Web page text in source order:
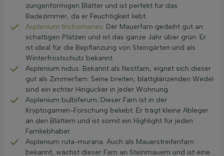
zungenförmigen Blätter und ist perfekt für das
Badezimmer, da er Feuchtigkeit liebt.
Asplenium trichomanes: Der Mauerfarn gedeiht gut an
schattigen Plätzen und ist das ganze Jahr über grün. Er
ist ideal für die Bepflanzung von Steingärten und als
Winterfrostschutz bekannt.
Asplenium nidus: Bekannt als Nestfarn, eignet sich dieser
gut als Zimmerfarn. Seine breiten, blattglänzenden Wedel
sind ein echter Hingucker in jeder Wohnung.
Asplenium bulbiferum: Dieser Farn ist in der
Kryptogamen-Forschung beliebt. Er trägt kleine Ableger
an den Blättern und ist somit ein Highlight für jeden
Farnliebhaber.
Asplenium ruta-muraria: Auch als Mauerstreifenfarn
bekannt, wächst dieser Farn an Steinmauern und ist eine